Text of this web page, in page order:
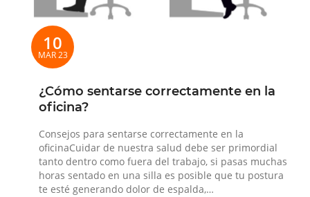
10
MAR 23
¿Cómo sentarse correctamente en la
oficina?
Consejos para sentarse correctamente en la
oficinaCuidar de nuestra salud debe ser primordial
tanto dentro como fuera del trabajo, si pasas muchas
horas sentado en una silla es posible que tu postura
te esté generando dolor de espalda,…